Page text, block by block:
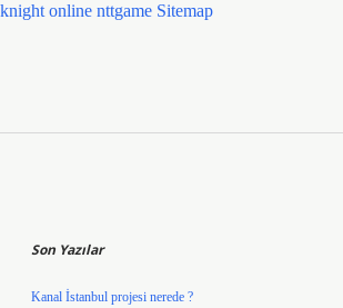
knight online nttgame Sitemap
Son Yazılar
Kanal İstanbul projesi nerede ?